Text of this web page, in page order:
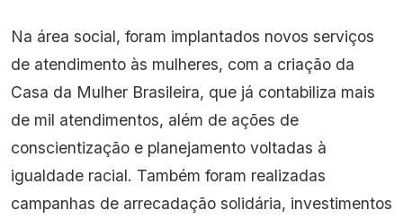
Na área social, foram implantados novos serviços
de atendimento às mulheres, com a criação da
Casa da Mulher Brasileira, que já contabiliza mais
de mil atendimentos, além de ações de
conscientização e planejamento voltadas à
igualdade racial. Também foram realizadas
campanhas de arrecadação solidária, investimentos